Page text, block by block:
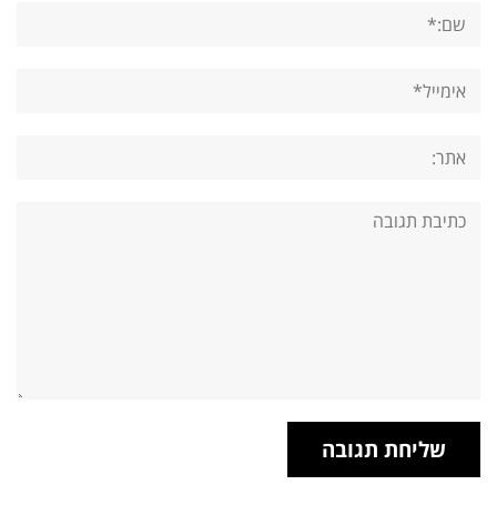
תגובה: